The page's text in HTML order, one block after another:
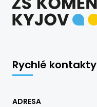
Rychlé kontakty
ADRESA